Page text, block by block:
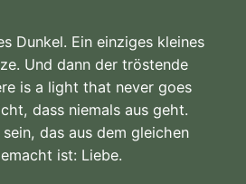
Dunkel. Ein einziges kleines
Und dann der tröstende
is a light that never goes
dass niemals aus geht.
das aus dem gleichen
ist: Liebe.